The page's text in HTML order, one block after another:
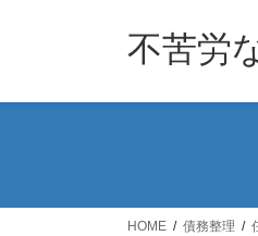
不苦労
HOME 債務整理